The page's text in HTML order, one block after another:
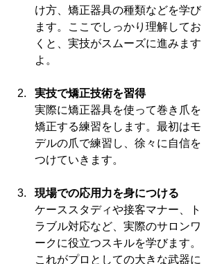
け方、矯正器具の種類などを学び
ます。ここでしっかり理解してお
くと、実技がスムーズに進みます
よ。
実技で矯正技術を習得
実際に矯正器具を使って巻き爪を
矯正する練習をします。最初はモ
デルの爪で練習し、徐々に自信を
つけていきます。
現場での応用力を身につける
ケーススタディや接客マナー、ト
ラブル対応など、実際のサロンワ
ークに役立つスキルを学びます。
これがプロとしての大きな武器に